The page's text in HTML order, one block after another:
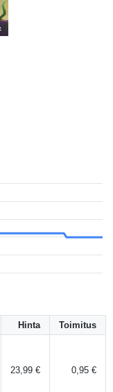
Hinta Toimitus
23,99 € 0,95 €